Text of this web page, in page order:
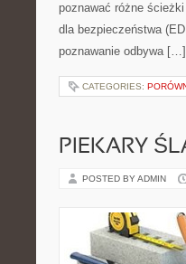
poznawać różne
dla bezpieczeństwa
poznawanie odbywa […]
CATEGORIES:
PIEKARY
POSTED BY ADMIN